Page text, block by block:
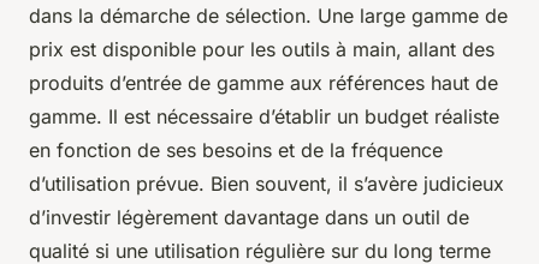
dans la démarche de sélection. Une large gamme de
prix est disponible pour les outils à main, allant des
produits d’entrée de gamme aux références haut de
gamme. Il est nécessaire d’établir un budget réaliste
en fonction de ses besoins et de la fréquence
d’utilisation prévue. Bien souvent, il s’avère judicieux
d’investir légèrement davantage dans un outil de
qualité si une utilisation régulière sur du long terme